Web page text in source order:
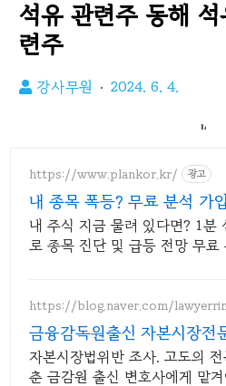
석유 관련주 동해
련주
강사무원 2024. 6. 4.
https://www.plankor.kr/ 광고
내 종목 폭등? 무료 분석 가
무료리포트 100%
내 주식 지금 물려 있다면? 1분
로 종목 진단 및 급등 전망 무료
https://blog.naver.com/
금융감독원출신 자본시장전
자본시장법위반 조사. 고도의
춘 금감원 출신 변호사에게 맡